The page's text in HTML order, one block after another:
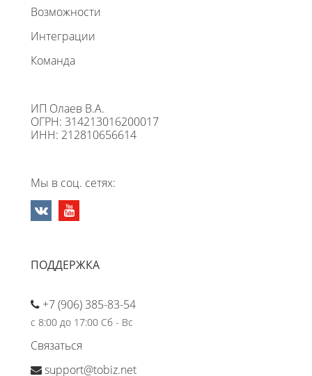
Возможности
Интеграции
Команда
ИП Олаев В.А.
ОГРН: 314213016200017
ИНН: 212810656614
Мы в соц. сетях:
ПОДДЕРЖКА
+7 (906) 385-83-54
с 8:00 до 17:00 Сб - Вс
Связаться
support@tobiz.net